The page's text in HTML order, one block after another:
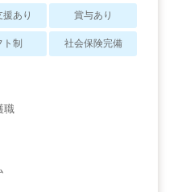
あり 賞与あり
ト制 社会保険完備
職